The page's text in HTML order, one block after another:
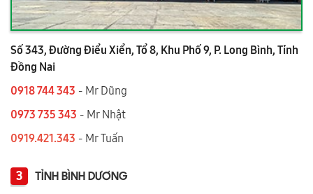
Số 343, Đường Điểu Xiển, Tổ 8, Khu Phố 9, P. Long Bình, Tỉnh
Đồng Nai
0918 744 343 - Mr Dũng
0973 735 343 - Mr Nhật
0919.421.343 ​​​​​​ - Mr Tuấn
3 TỈNH BÌNH DƯƠNG